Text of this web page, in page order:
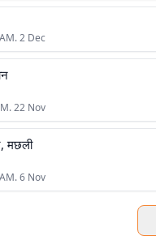
2 Dec
22 Nov
मछली
6 Nov